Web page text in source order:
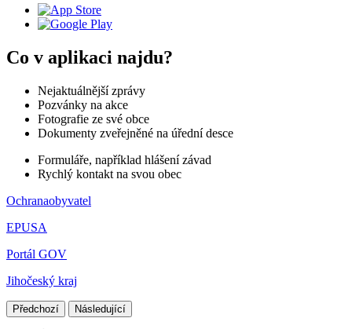
Co v aplikaci najdu?
Nejaktuálnější zprávy
Pozvánky na akce
Fotografie ze své obce
Dokumenty zveřejněné na úřední desce
Formuláře, například hlášení závad
Rychlý kontakt na svou obec
Ochranaobyvatel
EPUSA
Portál GOV
Jihočeský kraj
Předchozí Následující